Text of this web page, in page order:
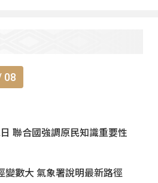
08
聯合國強調原民知識重要性
變數大 氣象署說明最新路徑